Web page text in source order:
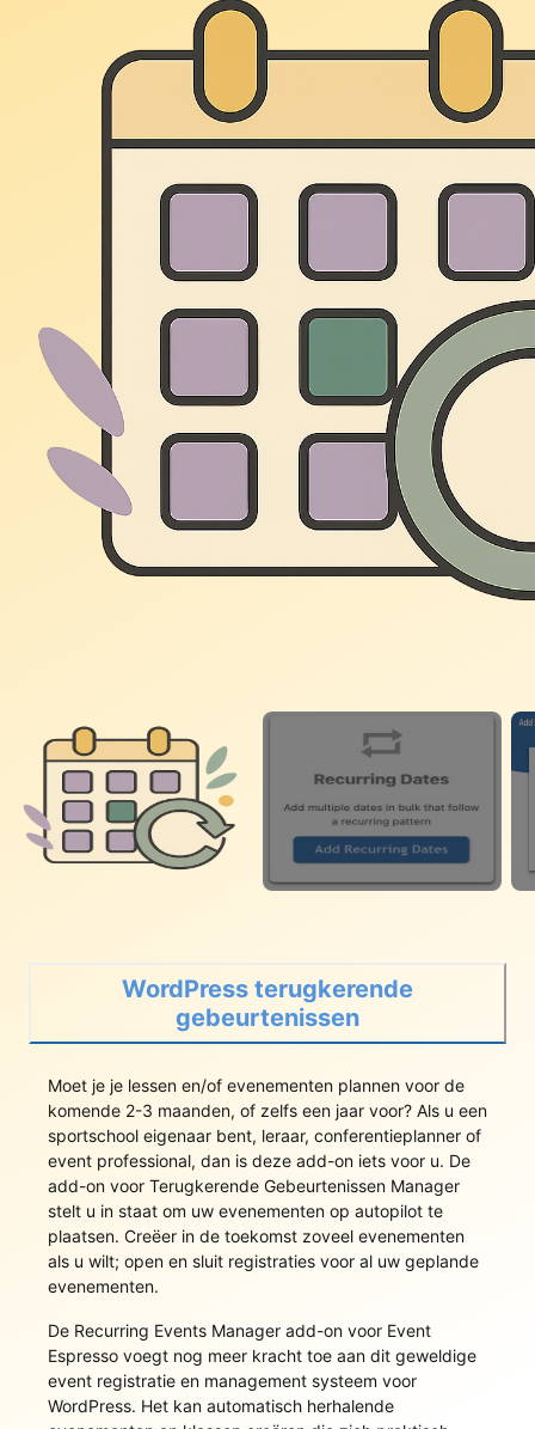
WordPress terugkerende
gebeurtenissen
Moet je je lessen en/of evenementen plannen voor de
komende 2-3 maanden, of zelfs een jaar voor? Als u een
sportschool eigenaar bent, leraar, conferentieplanner of
event professional, dan is deze add-on iets voor u. De
add-on voor Terugkerende Gebeurtenissen Manager
stelt u in staat om uw evenementen op autopilot te
plaatsen. Creëer in de toekomst zoveel evenementen
als u wilt; open en sluit registraties voor al uw geplande
evenementen.
De Recurring Events Manager add-on voor Event
Espresso voegt nog meer kracht toe aan dit geweldige
event registratie en management systeem voor
WordPress. Het kan automatisch herhalende